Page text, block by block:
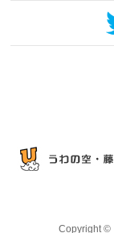
Copyright ©